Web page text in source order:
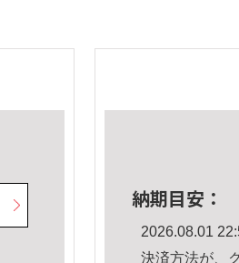
納期目安：
2026.08.01
決済方法が、